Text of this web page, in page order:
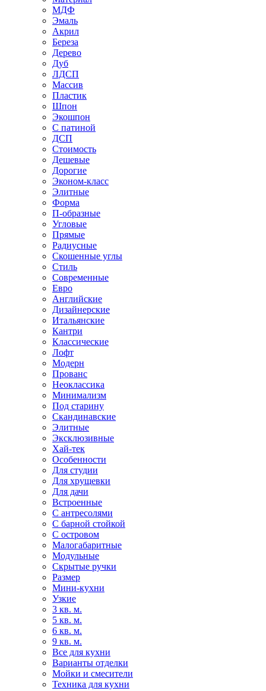
МДФ
Эмаль
Акрил
Береза
Дерево
Дуб
ЛДСП
Массив
Пластик
Шпон
Экошпон
С патиной
ДСП
Стоимость
Дешевые
Дорогие
Эконом-класс
Элитные
Форма
П-образные
Угловые
Прямые
Радиусные
Скошенные углы
Стиль
Современные
Евро
Английские
Дизайнерские
Итальянские
Кантри
Классические
Лофт
Модерн
Прованс
Неоклассика
Минимализм
Под старину
Скандинавские
Элитные
Эксклюзивные
Хай-тек
Особенности
Для студии
Для хрущевки
Для дачи
Встроенные
С антресолями
С барной стойкой
С островом
Малогабаритные
Модульные
Скрытые ручки
Размер
Мини-кухни
Узкие
3 кв. м.
5 кв. м.
6 кв. м.
9 кв. м.
Все для кухни
Варианты отделки
Мойки и смесители
Техника для кухни